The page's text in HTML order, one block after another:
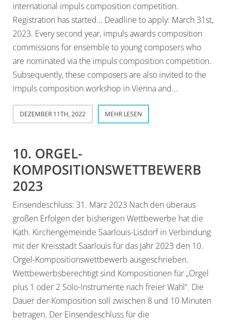
international impuls composition competition.
Registration has started… Deadline to apply: March 31st,
2023. Every second year, impuls awards composition
commissions for ensemble to young composers who
are nominated via the impuls composition competition.
Subsequently, these composers are also invited to the
impuls composition workshop in Vienna and…
DEZEMBER 11TH, 2022 MEHR LESEN
10. ORGEL-
KOMPOSITIONSWETTBEWERB
2023
Einsendeschluss: 31. März 2023 Nach den überaus
großen Erfolgen der bisherigen Wettbewerbe hat die
Kath. Kirchengemeinde Saarlouis-Lisdorf in Verbindung
mit der Kreisstadt Saarlouis für das Jahr 2023 den 10.
Orgel-Kompositionswettbewerb ausgeschrieben.
Wettbewerbsberechtigt sind Kompositionen für „Orgel
plus 1 oder 2 Solo-Instrumente nach freier Wahl“. Die
Dauer der Komposition soll zwischen 8 und 10 Minuten
betragen. Der Einsendeschluss für die